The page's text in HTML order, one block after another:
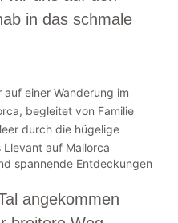
in das schmale
spannende Entdeckungen
angekommen